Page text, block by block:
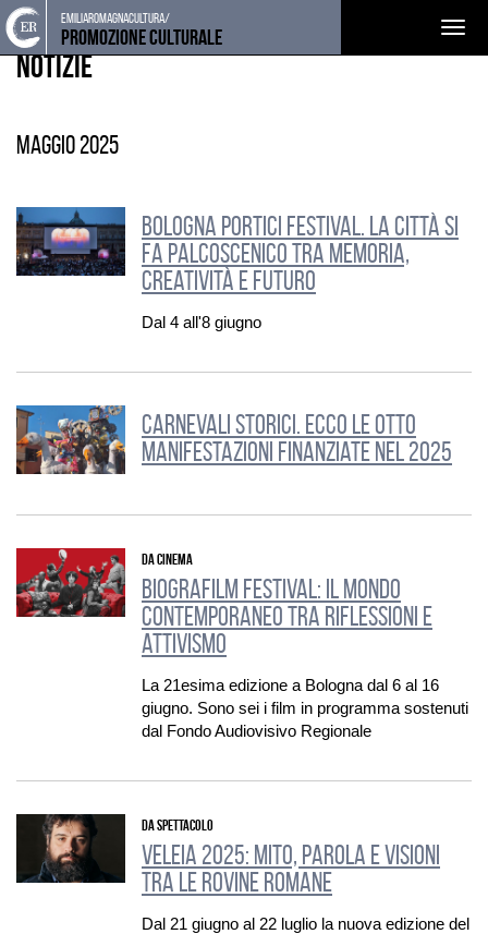
Torna
alla
home
page
Cerca
nel
sito
Salta
ai
contenuti
Salta
al
menu
principale
emiliaromagnacultura/
Promozione Culturale
EVENTI E NEWS
Notizie
maggio 2025
Bologna Portici Festival. La città si
fa palcoscenico tra memoria,
creatività e futuro
Dal 4 all'8 giugno
Carnevali storici. Ecco le otto
manifestazioni finanziate nel 2025
DA CINEMA
Biografilm Festival: il mondo
contemporaneo tra riflessioni e
attivismo
La 21esima edizione a Bologna dal 6 al 16
giugno. Sono sei i film in programma sostenuti
dal Fondo Audiovisivo Regionale
DA SPETTACOLO
Veleia 2025: mito, parola e visioni
tra le rovine romane
Dal 21 giugno al 22 luglio la nuova edizione del